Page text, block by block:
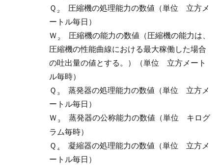
Ｑ ２
圧縮機の処理能力の数値（単位 立方メ
ートル毎日）
Ｗ ２
圧縮機の能力の数値（圧縮機の能力は、
圧縮機の性能曲線における最大稼働した場合
の吐出量の値とする。）（単位 立方メート
ル毎時）
Ｑ ３
蒸発器の処理能力の数値（単位 立方メ
ートル毎日）
Ｗ ３
蒸発器の公称能力の数値（単位 キログ
ラム毎時）
Ｑ ４
凝縮器の処理能力の数値（単位 立方メ
ートル毎日）